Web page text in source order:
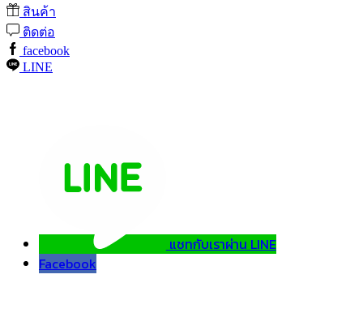
สินค้า
ติดต่อ
facebook
LINE
แชทกับเราผ่าน LINE
Facebook